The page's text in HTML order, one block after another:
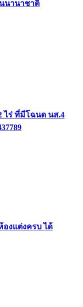
นานาชาติ
ไร่ ที่มีโฉนด นส.4
องแต่งครบ ได้